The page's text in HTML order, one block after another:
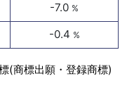
-7.0 %
-0.4 %
(商標出願・登録商標)